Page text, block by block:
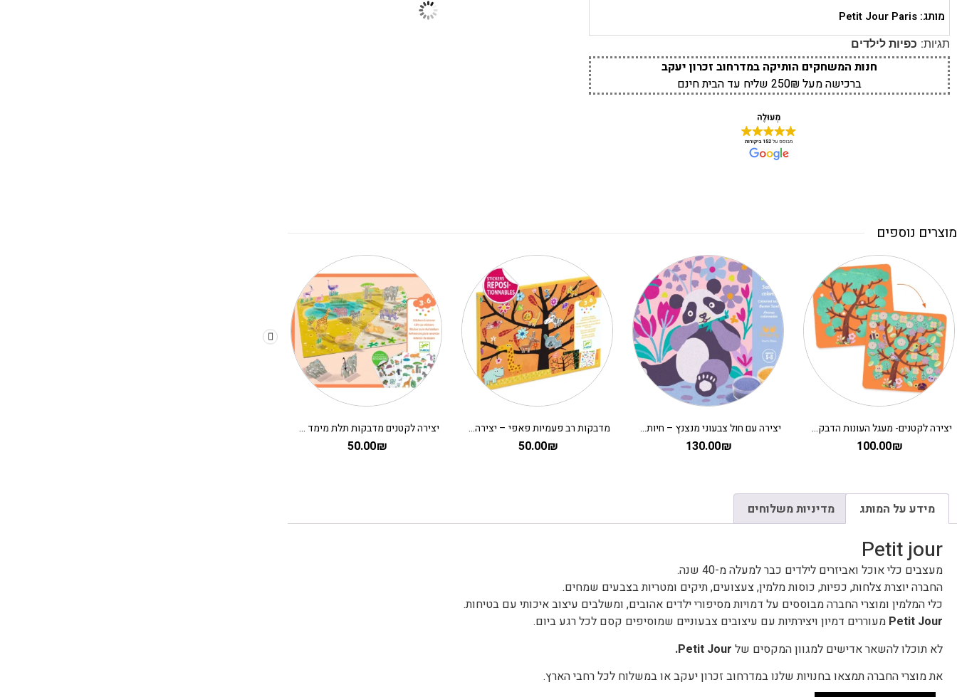
מותג: Petit Jour Paris
תגיות: כפיות לילדים
חנות המשחקים הותיקה במדרחוב זכרון יעקב
ברכישה מעל 250₪ שליח עד הבית חינם
מוצרים נוספים
יצירה לקטנים- מעגל העונות הדבקה DJECO
100.00₪
יצירה עם חול צבעוני מנצנץ – חיות מתוקות DJECO
130.00₪
מדבקות רב פעמיות פאפי – יצירה לקטנים על העץ
50.00₪
יצירה לקטנים מדבקות תלת מימד – מדבקות רב פעמיות סוואנה DJECO
50.00₪
מידע על המותג מדיניות משלוחים
Petit jour
מעצבים כלי אוכל ואביזרים לילדים כבר למעלה מ-40 שנה.
החברה יוצרת צלחות, כפיות, כוסות מלמין, צעצועים, תיקים ומטריות בצבעים שמחים.
כלי המלמין ומוצרי החברה מבוססים על דמויות מסיפורי ילדים אהובים, ומשלבים עיצוב איכותי עם בטיחות.
Petit Jour מעוררים דמיון ויצירתיות עם עיצובים צבעוניים שמוסיפים קסם לכל רגע ביום.
לא תוכלו להשאר אדישים למגוון המקסים של Petit Jour.
את מוצרי החברה תמצאו בחנויות שלנו במדרחוב זכרון יעקב או במשלוח לכל רחבי הארץ.